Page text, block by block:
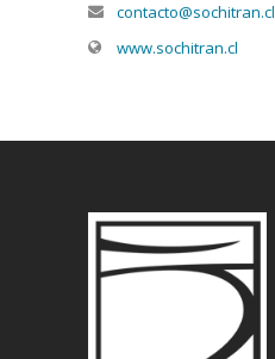
contacto@sochitran.cl
www.sochitran.cl